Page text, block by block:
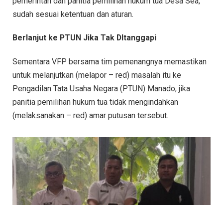
sudah sesuai ketentuan dan aturan.
Berlanjut ke PTUN Jika Tak DItanggapi
Sementara VFP bersama tim pemenangnya memastikan
untuk melanjutkan (melapor – red) masalah itu ke
Pengadilan Tata Usaha Negara (PTUN) Manado, jika
panitia pemilihan hukum tua tidak mengindahkan
(melaksanakan – red) amar putusan tersebut.